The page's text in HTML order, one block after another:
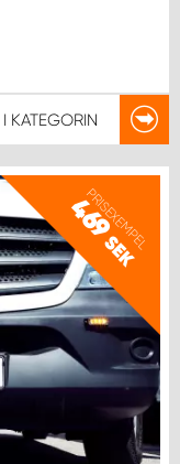
I KATEGORIN
PRISEXEMPEL
469
SEK